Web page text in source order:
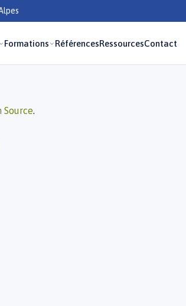
Formations RéférencesRessourcesContact
Source.